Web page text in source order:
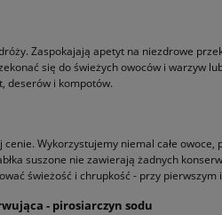
Zaspokajają apetyt na niezdrowe
się do świeżych owoców i warzyw
deserów i kompotów.
Wykorzystujemy niemal całe owoce,
suszone nie zawierają żadnych
świeżość i chrupkość - przy
- pirosiarczyn sodu